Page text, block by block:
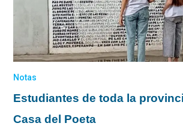
Notas
Estudiantes de toda la
Casa del Poeta